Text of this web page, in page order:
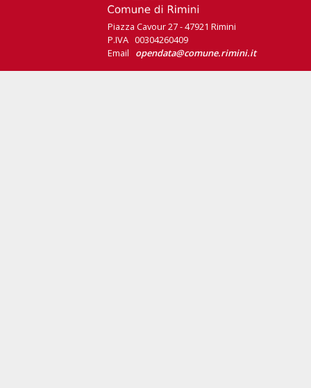
Piazza Cavour 27 - 47921 Rimini
P.IVA 00304260409
Email opendata@comune.rimini.it